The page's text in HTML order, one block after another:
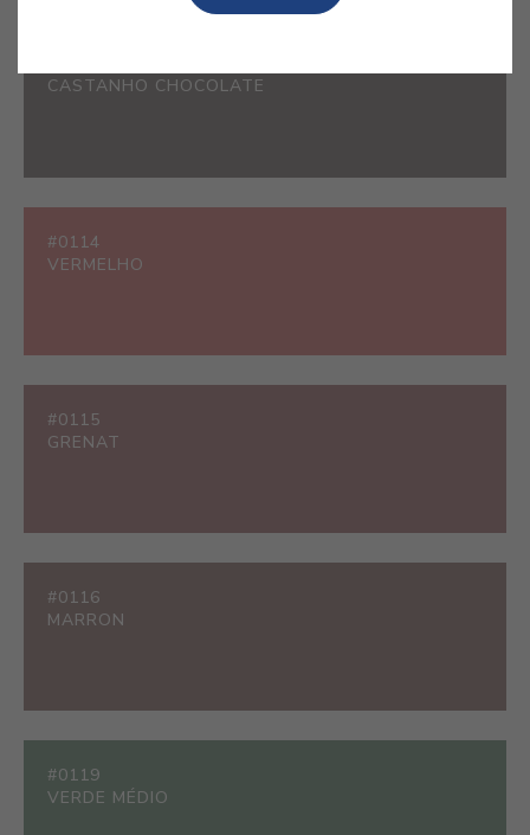
CASTANHO CHOCOLATE
#0114
VERMELHO
#0115
GRENAT
#0116
MARRON
#0119
VERDE MÉDIO